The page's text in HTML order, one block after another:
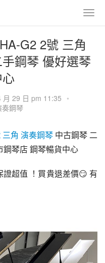
G2 2號 三角
鋼琴 優好選琴
月 29 日 pm 11:35 •
奏鋼琴
角 演奏鋼琴 中古鋼琴 二
琴店 鋼琴暢貨中心
超值 ！買貴退差價😏 有